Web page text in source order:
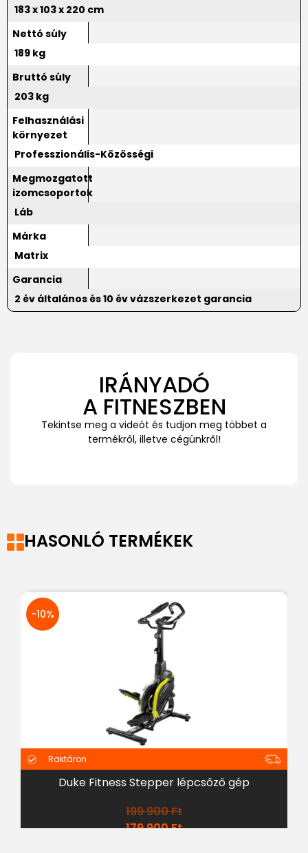
183 x 103 x 220 cm
Nettó súly
189 kg
Bruttó súly
203 kg
Felhasználási
környezet
Professzionális-Közösségi
Megmozgatott
izomcsoportok
Láb
Márka
Matrix
Garancia
2 év általános és 10 év vázszerkezet garancia
IRÁNYADÓ
A FITNESZBEN
Tekintse meg a videót és tudjon meg többet a
termékről, illetve cégünkről!
HASONLÓ TERMÉKEK
-10%
Raktáron
Duke Fitness Stepper lépcsőző gép
199 900Ft
179 900Ft